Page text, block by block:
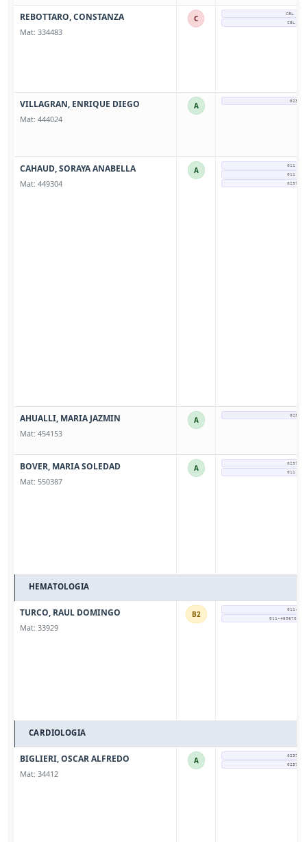
REBOTTARO, CONSTANZA
Mat: 334483
C CEL 11
CEL
VILLAGRAN, ENRIQUE DIEGO
Mat: 444024
A 0237-
CAHAUD, SORAYA ANABELLA
Mat: 449304
A 011 -
011 -
0237 -
AHUALLI, MARIA JAZMIN
Mat: 454153
A 0237-
BOVER, MARIA SOLEDAD
Mat: 550387
A 0237 -
011 -
HEMATOLOGIA
TURCO, RAUL DOMINGO
Mat: 33929
B2 011-
011-46967018
CARDIOLOGIA
BIGLIERI, OSCAR ALFREDO
Mat: 34412
A 0237 -
0237 -